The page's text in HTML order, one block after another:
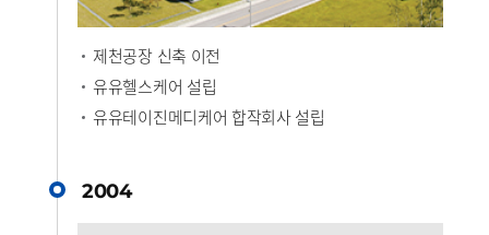
제천공장 신축 이전
유유헬스케어 설립
유유테이진메디케어 합작회사 설립
2004